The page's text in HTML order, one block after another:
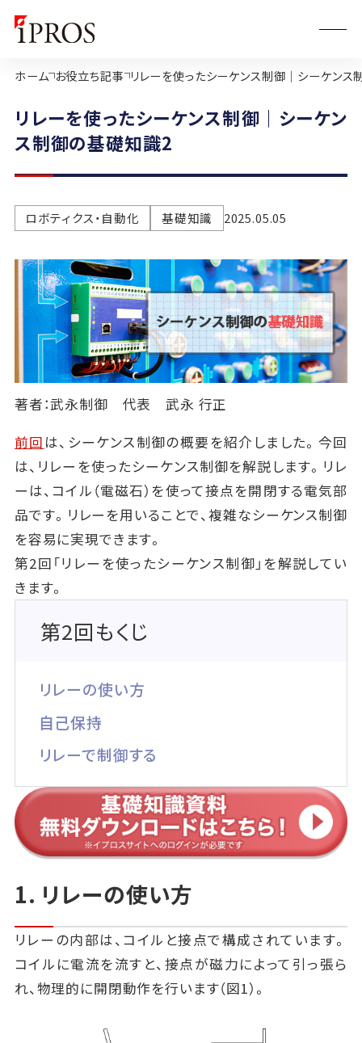
ホーム お役立ち記事 リレーを使ったシーケンス制御｜シーケン
リレーを使ったシーケンス制御｜シーケン
ス制御の基礎知識2
ロボティクス・自動化 基礎知識 2025.05.05
著者：武永制御 代表 武永 行正
前回 は、シーケンス制御の概要を紹介しました。今回
は、リレーを使ったシーケンス制御を解説します。リレ
ーは、コイル（電磁石）を使って接点を開閉する電気部
品です。リレーを用いることで、複雑なシーケンス制御
を容易に実現できます。
第2回「リレーを使ったシーケンス制御」を解説してい
きます。
第2回もくじ
リレーの使い方
自己保持
リレーで制御する
1. リレーの使い方
リレーの内部は、コイルと接点で構成されています。
コイルに電流を流すと、接点が磁力によって引っ張ら
れ、物理的に開閉動作を行います（図1）。